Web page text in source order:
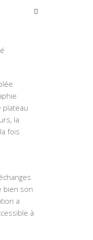
plateau
la
fois
bien son
a
à